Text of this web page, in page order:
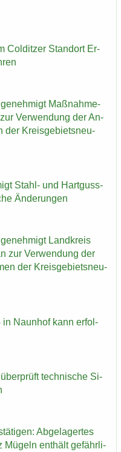
Col­dit­zer Stand­ort Er­
Maß­nah­me­
Ver­wen­dung der An­
der Kreis­ge­biets­neu­
Stahl-​ und Hart­guss­
Än­de­run­gen
Land­kreis
zur Ver­wen­dung der
der Kreis­ge­biets­neu­
in Naun­hof kann er­fol­
tech­ni­sche Si­
Ab­ge­la­ger­tes
Mü­geln ent­hält ge­fähr­li­